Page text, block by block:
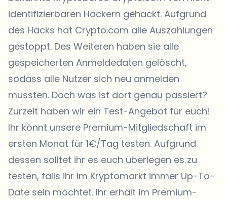
identifizierbaren Hackern gehackt. Aufgrund
des Hacks hat Crypto.com alle Auszahlungen
gestoppt. Des Weiteren haben sie alle
gespeicherten Anmeldedaten gelöscht,
sodass alle Nutzer sich neu anmelden
mussten. Doch was ist dort genau passiert?
Zurzeit haben wir ein Test-Angebot für euch!
Ihr könnt unsere Premium-Mitgliedschaft im
ersten Monat für 1€/Tag testen. Aufgrund
dessen solltet ihr es euch überlegen es zu
testen, falls ihr im Kryptomarkt immer Up-To-
Date sein möchtet. Ihr erhält im Premium-